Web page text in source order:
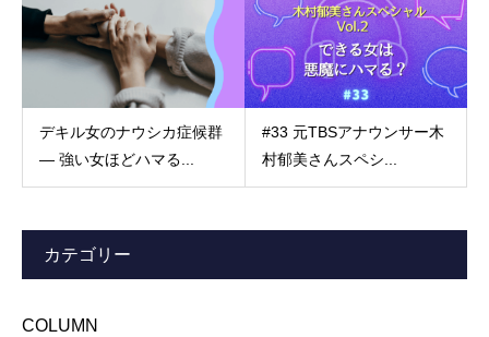
デキル女のナウシカ症候群
― 強い女ほどハマる...
#33 元TBSアナウンサー木
村郁美さんスペシ...
カテゴリー
COLUMN